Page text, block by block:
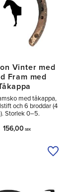
Vinter med
Fram med
med tåkappa,
och 6 broddar (4
Storlek 0–5.
156,00 SEK